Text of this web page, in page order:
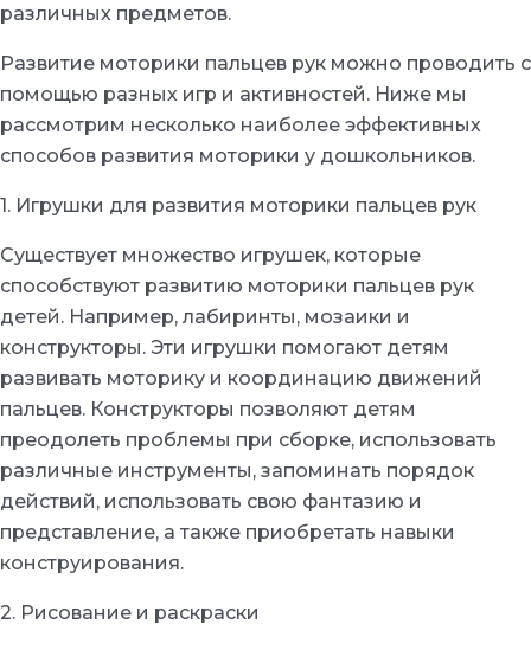
различных предметов.
Развитие моторики пальцев рук можно проводить с
помощью разных игр и активностей. Ниже мы
рассмотрим несколько наиболее эффективных
способов развития моторики у дошкольников.
1. Игрушки для развития моторики пальцев рук
Существует множество игрушек, которые
способствуют развитию моторики пальцев рук
детей. Например, лабиринты, мозаики и
конструкторы. Эти игрушки помогают детям
развивать моторику и координацию движений
пальцев. Конструкторы позволяют детям
преодолеть проблемы при сборке, использовать
различные инструменты, запоминать порядок
действий, использовать свою фантазию и
представление, а также приобретать навыки
конструирования.
2. Рисование и раскраски